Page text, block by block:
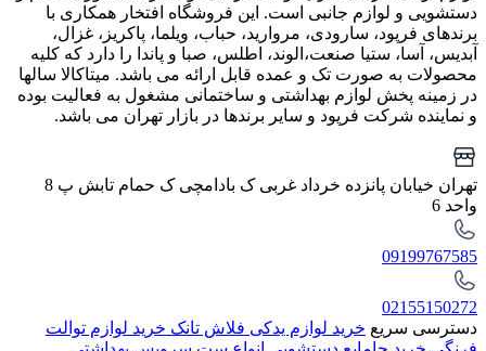
دستشویی و لوازم جانبی است. این فروشگاه افتخار همکاری با
برندهای فرپود، سارودی، مروارید، حباب، ویلما، پاکریز، غزال،
آبدیس، آسا، ستیا صنعت،الوند، اطلس، صبا و پاندا را دارد که کلیه
محصولات به صورت تک و عمده قابل ارائه می باشد. میتاکالا سالها
در زمینه پخش لوازم بهداشتی و ساختمانی مشغول به فعالیت بوده
و نماینده شرکت فرپود و سایر برندها در بازار تهران می باشد.
تهران خیابان پانزده خرداد غربی ک بادامچی ک حمام تابش پ 8
واحد 6
09199767585
02155150272
دسترسی سریع خرید لوازم یدکی فلاش تانک خرید لوازم توالت